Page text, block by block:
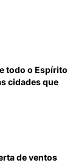
todo o Espírito
cidades que
de ventos